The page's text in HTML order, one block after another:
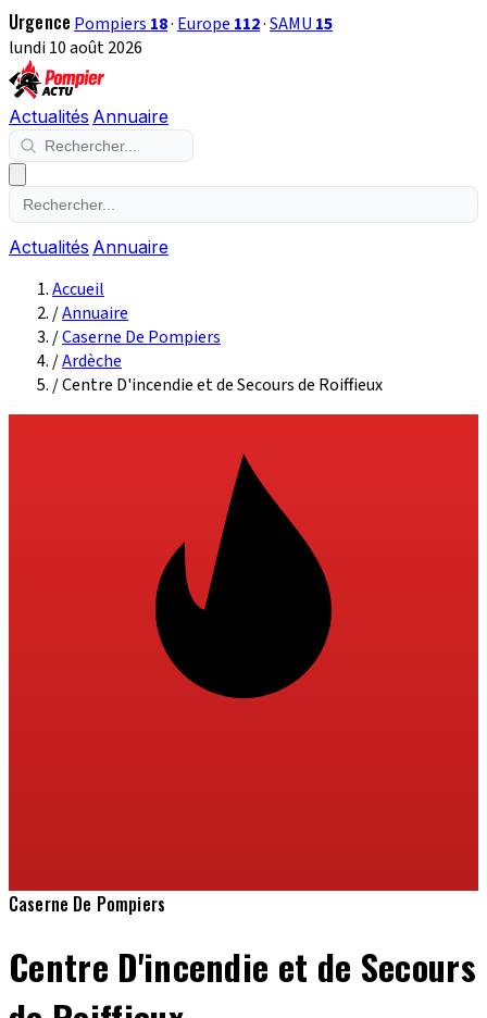
Urgence Pompiers 18· Europe 112·SAMU 15
lundi 10 août 2026
Actualités Annuaire
Actualités Annuaire
Accueil
/Annuaire
/Caserne De Pompiers
/Ardèche
/Centre D'incendie et de Secours de Roiffieux
Caserne De Pompiers
Centre D'incendie et de Secours